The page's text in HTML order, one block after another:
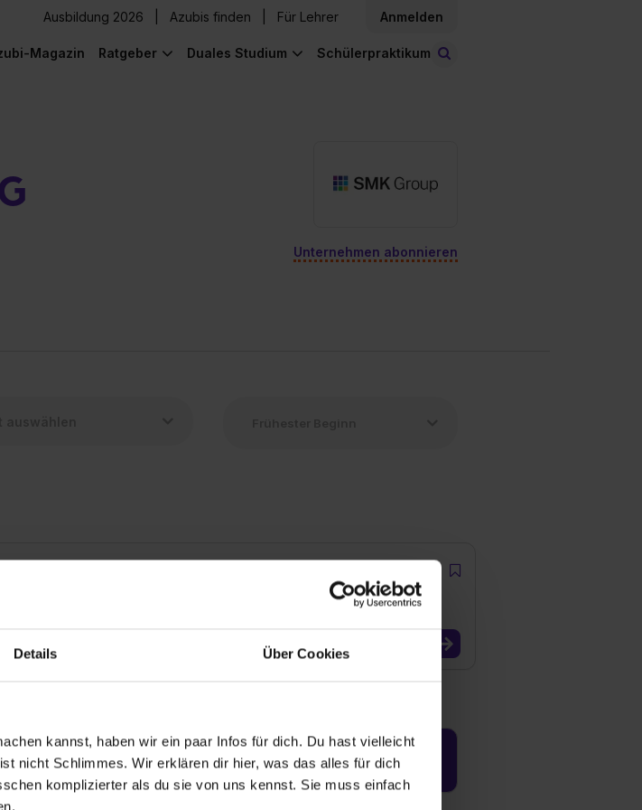
Details Über Cookies
kannst, haben wir ein paar Infos für dich. Du hast vielleicht
nicht Schlimmes. Wir erklären dir hier, was das alles für dich
komplizierter als du sie von uns kennst. Sie muss einfach
Ausbildung 2026 Azubis finden Für Lehrer Anmelden
Magazin Ratgeber Duales Studium Schülerpraktikum
Unternehmen abonnieren
(m/w/d)
Jetzt aktivieren